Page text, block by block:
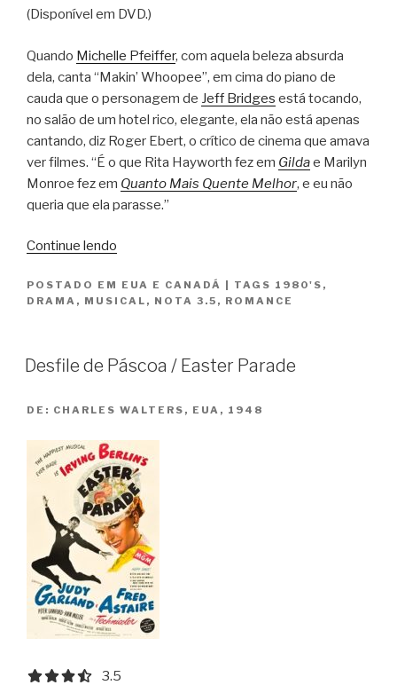
(Disponível em DVD.)
Quando Michelle Pfeiffer, com aquela beleza absurda
dela, canta “Makin’ Whoopee”, em cima do piano de
cauda que o personagem de Jeff Bridges está tocando,
no salão de um hotel rico, elegante, ela não está apenas
cantando, diz Roger Ebert, o crítico de cinema que amava
ver filmes. “É o que Rita Hayworth fez em Gildae Marilyn
Monroe fez em Quanto Mais Quente Melhor, e eu não
queria que ela parasse.”
Continue lendo
os
Baker
The
Baker
Boys”
POSTADO EM EUA E CANADÁ | TAGS 1980'S ,
DRAMA , MUSICAL , NOTA 3.5 , ROMANCE
Desfile de Páscoa / Easter Parade
DE: CHARLES WALTERS, EUA, 1948
3.5 out of 5.0 stars
3.5